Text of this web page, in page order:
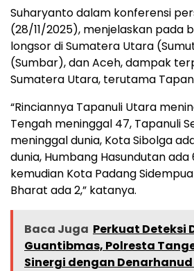
Suharyanto dalam konferensi
(28/11/2025), menjelaskan pada
longsor di Sumatera Utara
(Sumbar), dan Aceh, dampak
Sumatera Utara, terutama
“Rinciannya Tapanuli Utara
Tengah meninggal 47, Tapanuli
meninggal dunia, Kota Sibolga
dunia, Humbang Hasundutan ada
kemudian Kota Padang
Bharat ada 2,” katanya.
Baca Juga Perkuat Deteksi
Guantibmas, Polresta
Sinergi dengan